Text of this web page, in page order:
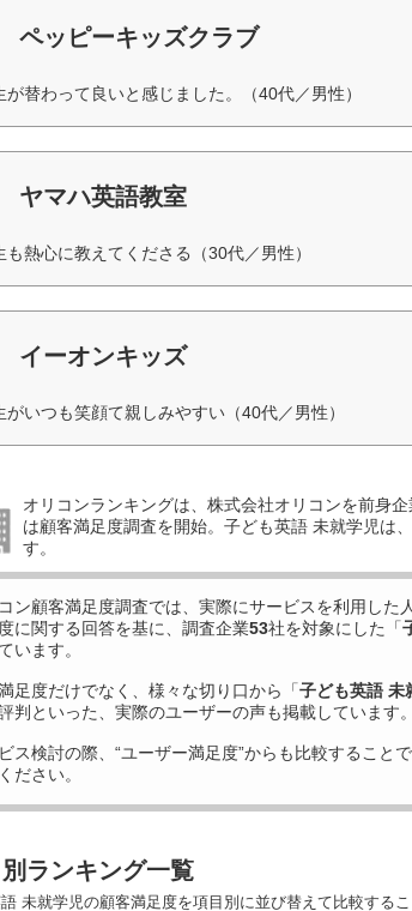
ペッピーキッズクラブ
が替わって良いと感じました。（40代／男性）
ヤマハ英語教室
も熱心に教えてくださる（30代／男性）
イーオンキッズ
がいつも笑顔て親しみやすい（40代／男性）
オリコンランキングは、株式会社オリコンを前身
は顧客満足度調査を開始。子ども英語 未就学児は
す。
ン顧客満足度調査では、実際にサービスを利用した
に関する回答を基に、調査企業53社を対象にした「
います。
足度だけでなく、様々な切り口から「子ども英語 未
判といった、実際のユーザーの声も掲載しています。
ス検討の際、“ユーザー満足度”からも比較すること
ださい。
ランキング一覧
未就学児の顧客満足度を項目別に並び替えて比較するこ